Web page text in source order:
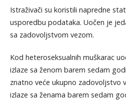
Istraživači su koristili napredne
usporedbu podataka. Uočen je
sa zadovoljstvom vezom.
Kod heteroseksualnih muškarac
izlaze sa ženom barem sedam
znatno veće ukupno zadovoljstvo
izlaze sa ženama barem sedam